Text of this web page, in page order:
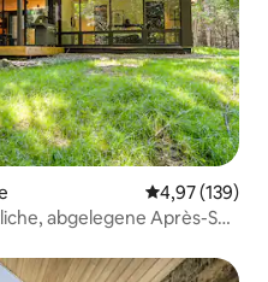
4,97 (139)
abgelegene Après-Ski-